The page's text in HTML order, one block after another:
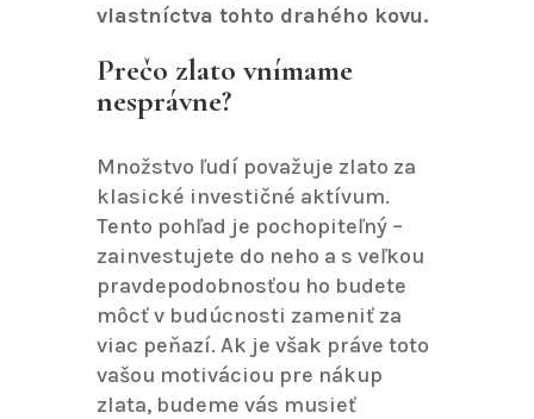
vlastníctva tohto drahého kovu.
Prečo zlato vnímame
nesprávne?
Množstvo ľudí považuje zlato za
klasické investičné aktívum.
Tento pohľad je pochopiteľný –
zainvestujete do neho a s veľkou
pravdepodobnosťou ho budete
môcť v budúcnosti zameniť za
viac peňazí. Ak je však práve toto
vašou motiváciou pre nákup
zlata, budeme vás musieť